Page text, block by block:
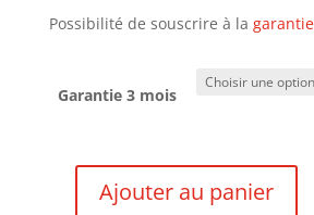
Possibilité de souscrire à la
Garantie 3 mois
quantitéAjouter au panier